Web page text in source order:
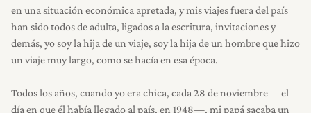
en una situación económica apretada, y mis viajes fuera del país
han sido todos de adulta, ligados a la escritura, invitaciones y
demás, yo soy la hija de un viaje, soy la hija de un hombre que hizo
un viaje muy largo, como se hacía en esa época.
Todos los años, cuando yo era chica, cada 28 de noviembre —el
día en que él había llegado al país, en 1948—, mi papá sacaba un